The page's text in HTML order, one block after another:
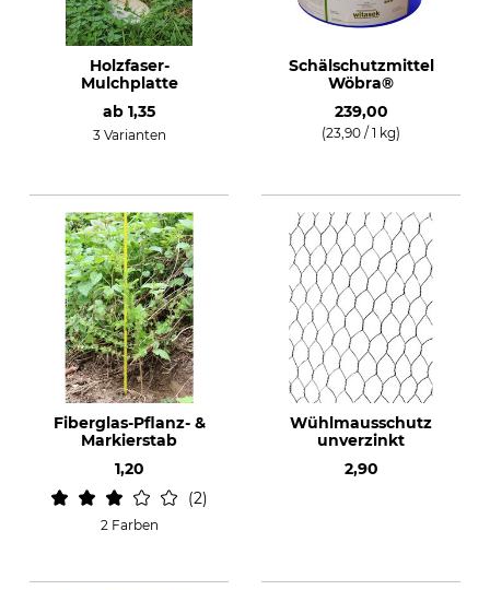
Holzfaser-
Mulchplatte
ab 1,35
3 Varianten
Schälschutzmittel
Wöbra®
239,00
(23,90 / 1 kg)
Fiberglas-Pflanz- &
Markierstab
1,20
2
2 Farben
Wühlmausschutz
unverzinkt
2,90